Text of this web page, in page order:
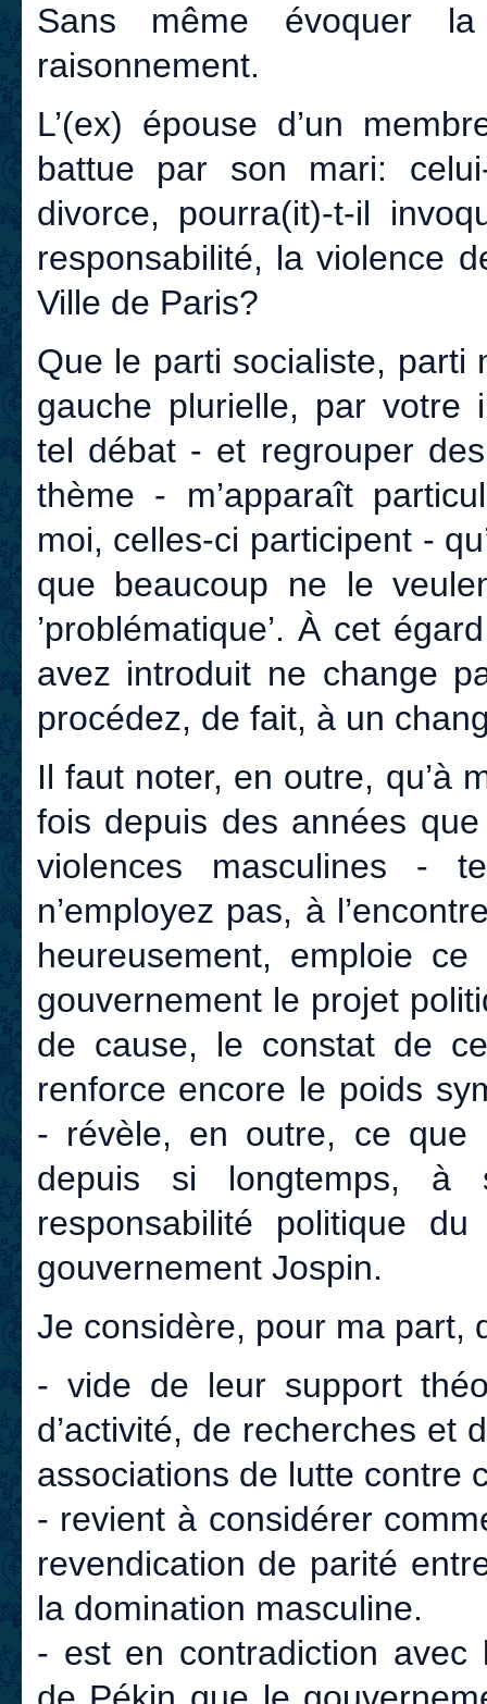
Sans même évoquer
raisonnement.
L’(ex) épouse d’un
battue par son mari:
divorce, pourra(it)-t-il
responsabilité, la violence
Ville de Paris?
Que le parti socialiste, parti
gauche plurielle, par votre
tel débat - et regrouper
thème - m’apparaît
moi, celles-ci participent -
que beaucoup ne le
’problématique’. À cet
avez introduit ne change
procédez, de fait, à un
Il faut noter, en outre, qu’à
fois depuis des années
violences masculines -
n’employez pas, à
heureusement, emploie
gouvernement le projet
de cause, le constat de
renforce encore le poids
- révèle, en outre, ce que
depuis si longtemps, à
responsabilité politique
gouvernement Jospin.
Je considère, pour ma part,
- vide de leur support
d’activité, de recherches et
associations de lutte contre
- revient à considérer
revendication de parité
la domination masculine.
- est en contradiction avec